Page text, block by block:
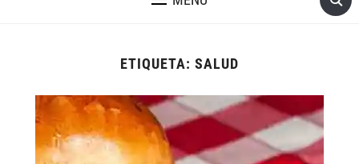
ETIQUETA: SALUD